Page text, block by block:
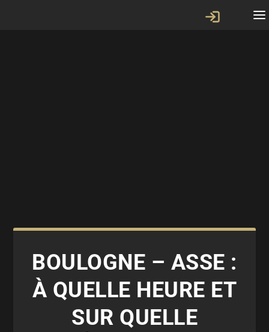
BOULOGNE – ASSE :
À QUELLE HEURE ET
SUR QUELLE